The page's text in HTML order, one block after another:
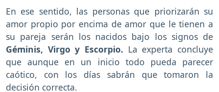
En ese sentido, las personas que priorizarán su
amor propio por encima de amor que le tienen a
su pareja serán los nacidos bajo los signos de
Géminis, Virgo y Escorpio. La experta concluye
que aunque en un inicio todo pueda parecer
caótico, con los días sabrán que tomaron la
decisión correcta.